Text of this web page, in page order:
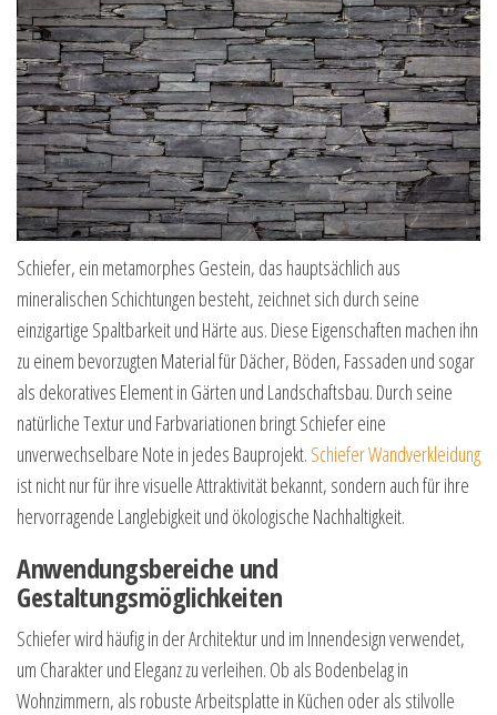
Schiefer, ein metamorphes Gestein, das hauptsächlich aus
mineralischen Schichtungen besteht, zeichnet sich durch seine
einzigartige Spaltbarkeit und Härte aus. Diese Eigenschaften machen ihn
zu einem bevorzugten Material für Dächer, Böden, Fassaden und sogar
als dekoratives Element in Gärten und Landschaftsbau. Durch seine
natürliche Textur und Farbvariationen bringt Schiefer eine
unverwechselbare Note in jedes Bauprojekt. Schiefer Wandverkleidung
ist nicht nur für ihre visuelle Attraktivität bekannt, sondern auch für ihre
hervorragende Langlebigkeit und ökologische Nachhaltigkeit.
Anwendungsbereiche und
Gestaltungsmöglichkeiten
Schiefer wird häufig in der Architektur und im Innendesign verwendet,
um Charakter und Eleganz zu verleihen. Ob als Bodenbelag in
Wohnzimmern, als robuste Arbeitsplatte in Küchen oder als stilvolle